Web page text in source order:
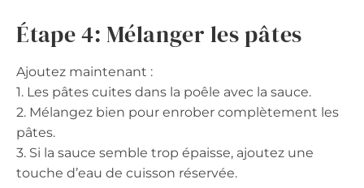
Étape 4: Mélanger les pâtes
Ajoutez maintenant :
1. Les pâtes cuites dans la poêle avec la sauce.
2. Mélangez bien pour enrober complètement les
pâtes.
3. Si la sauce semble trop épaisse, ajoutez une
touche d’eau de cuisson réservée.